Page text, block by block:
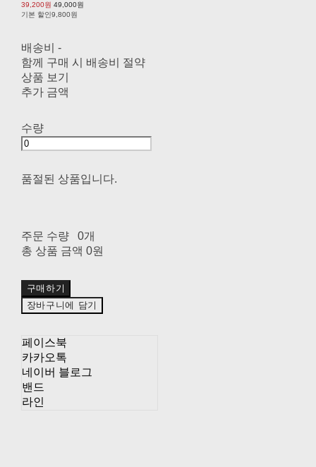
39,200원 49,000원
기본 할인9,800원
배송비 -
함께 구매 시 배송비 절약
상품 보기
추가 금액
수량
품절된 상품입니다.
주문 수량
0개
총 상품 금액 0원
구매하기
장바구니에 담기
페이스북
카카오톡
네이버 블로그
밴드
라인